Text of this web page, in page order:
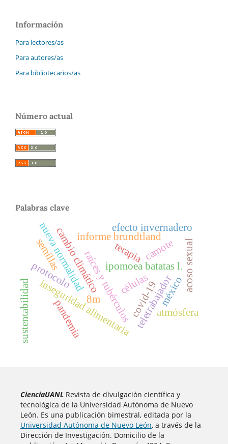
Información
Para lectores/as
Para autores/as
Para bibliotecarios/as
Número actual
Palabras clave
camote
ipomoea batatas l.
raíces y tubérculos
inseguridad alimentaria
cambio climático
teletrabajador
nueva normalidad
covid-19
pandemia
terapia
sustentabilidad
informe brundtland
efecto invernadero
atmósfera
células
protocolo méxico
8m
acoso sexual
semillas
CienciaUANLRevista de divulgación científica y
tecnológica de la Universidad Autónoma de Nuevo
León. Es una publicación bimestral, editada por la
Universidad Autónoma de Nuevo León, a través de la
Dirección de Investigación. Domicilio de la